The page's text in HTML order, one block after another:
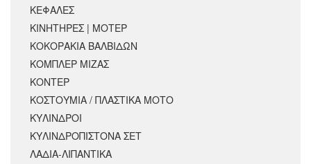
ΚΕΦΑΛΕΣ
ΚΙΝΗΤΗΡΕΣ | ΜΟΤΕΡ
ΚΟΚΟΡΑΚΙΑ ΒΑΛΒΙΔΩΝ
ΚΟΜΠΛΕΡ ΜΙΖΑΣ
ΚΟΝΤΕΡ
ΚΟΣΤΟΥΜΙΑ / ΠΛΑΣΤΙΚΑ ΜΟΤΟ
ΚΥΛΙΝΔΡΟΙ
ΚΥΛΙΝΔΡΟΠΙΣΤΟΝΑ ΣΕΤ
ΛΑΔΙΑ-ΛΙΠΑΝΤΙΚΑ